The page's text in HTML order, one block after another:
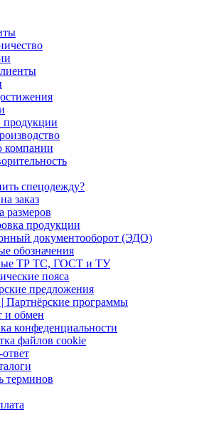
компании
спецодежду?
заказ
размеров
продукции
документооборот (ЭДО)
обозначения
ТР ТС, ГОСТ и ТУ
пояса
предложения
Партнёрские программы
и обмен
конфеденциальности
файлов cookie
терминов